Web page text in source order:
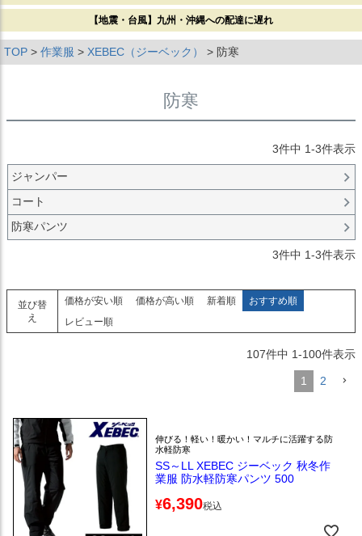
【地震・台風】九州・沖縄への配達に遅れ
TOP 作業服 XEBEC（ジーベック） 防寒
防寒
3件中 1-3件表示
ジャンパー
コート
防寒パンツ
3件中 1-3件表示
並び替
え
価格が安い順 価格が高い順 新着順
おすすめ順
レビュー順
107件中 1-100件表示
1 2
伸びる！軽い！暖かい！マルチに活躍する防
水軽防寒
SS～LL XEBEC ジーベック 秋冬作
業服 防水軽防寒パンツ 500
¥6,390税込